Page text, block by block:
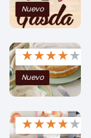
Nuevo
★★★★★
Nuevo
★★★★★